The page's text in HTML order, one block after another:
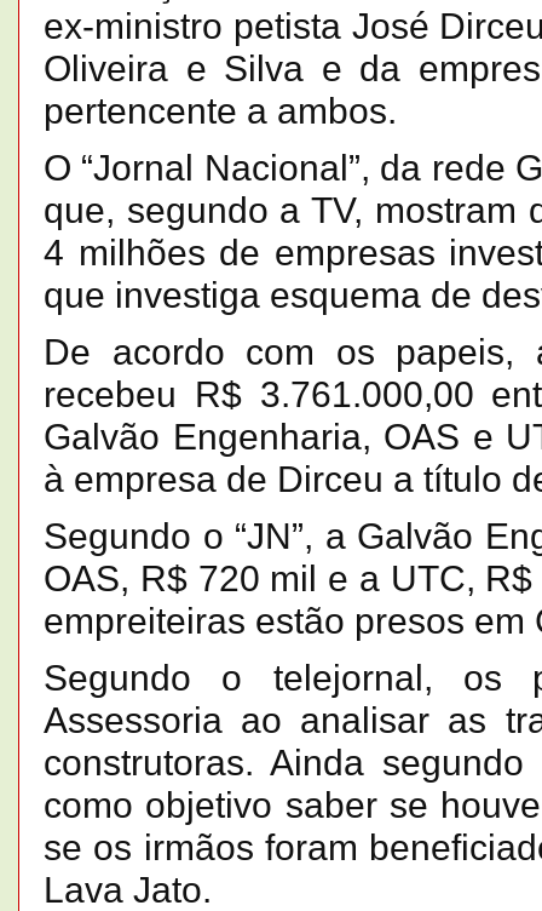
ex-ministro petista José
Oliveira e Silva e da
pertencente a ambos.
O “Jornal Nacional”, da rede
que, segundo a TV, mostram
4 milhões de empresas
que investiga esquema de
De acordo com os papeis,
recebeu R$ 3.761.000,00
Galvão Engenharia, OAS e
à empresa de Dirceu a título
Segundo o “JN”, a Galvão
OAS, R$ 720 mil e a UTC,
empreiteiras estão presos em
Segundo o telejornal, os
Assessoria ao analisar as
construtoras. Ainda
como objetivo saber se
se os irmãos foram
Lava Jato.